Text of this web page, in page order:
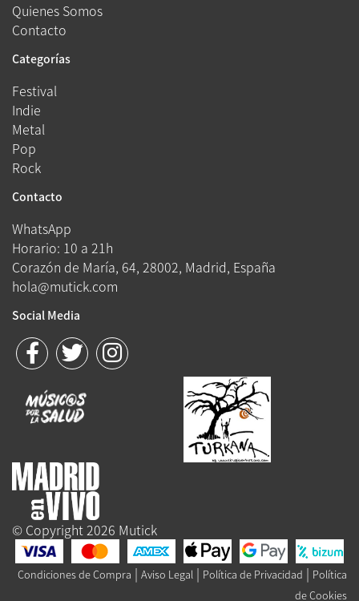
Quienes Somos
Contacto
Categorías
Festival
Indie
Metal
Pop
Rock
Contacto
WhatsApp
Horario: 10 a 21h
Corazón de María, 64, 28002, Madrid, España
hola@mutick.com
Social Media
© Copyright 2026 Mutick
Condiciones de Compra | Aviso Legal | Política de Privacidad | Política
de Cookies